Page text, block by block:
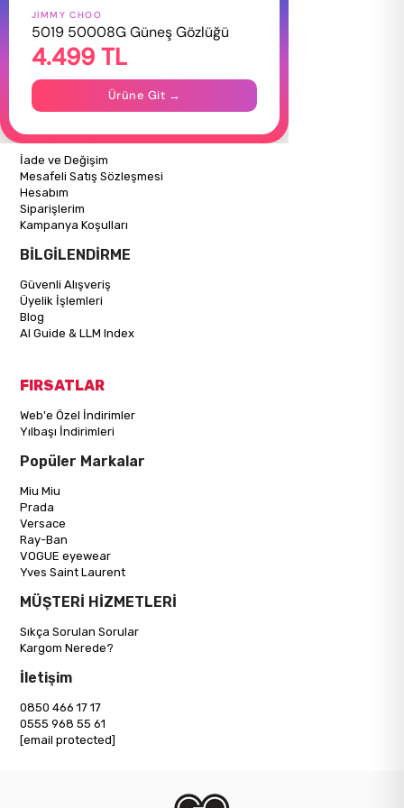
HAKKIMIZDA
Hakkımızda
Gizlilik Politikası
İletişim
ALIŞVERİŞ BİLGİLERİ
İade ve Değişim
Mesafeli Satış Sözleşmesi
Hesabım
Siparişlerim
Kampanya Koşulları
BİLGİLENDİRME
Güvenli Alışveriş
Üyelik İşlemleri
Blog
AI Guide & LLM Index
FIRSATLAR
Web'e Özel İndirimler
Yılbaşı İndirimleri
Popüler Markalar
Miu Miu
Prada
Versace
Ray-Ban
VOGUE eyewear
Yves Saint Laurent
MÜŞTERİ HİZMETLERİ
Sıkça Sorulan Sorular
Kargom Nerede?
İletişim
0850 466 17 17
0555 968 55 61
[email protected]
JIMMY CHOO
5019 50008G Güneş Gözlüğü
4.499 TL
Ürüne Git →